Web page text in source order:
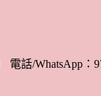
話/WhatsApp